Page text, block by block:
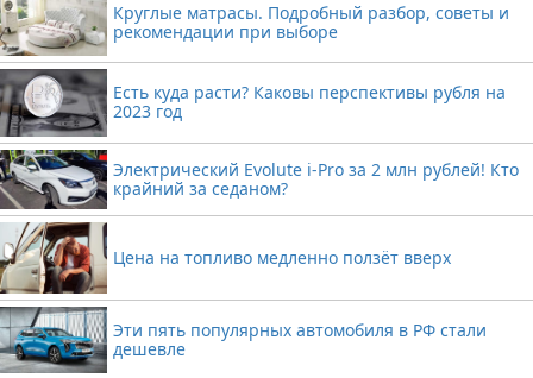
Круглые матрасы. Подробный разбор, советы и
рекомендации при выборе
Есть куда расти? Каковы перспективы рубля на
2023 год
Электрический Evolute i-Pro за 2 млн рублей! Кто
крайний за седаном?
Цена на топливо медленно ползёт вверх
Эти пять популярных автомобиля в РФ стали
дешевле